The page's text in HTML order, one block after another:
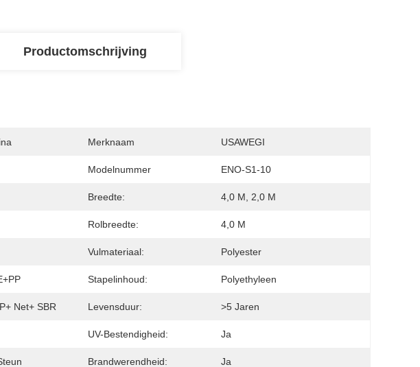
Productomschrijving
Merknaam USAWEGI
Modelnummer ENO-S1-10
Breedte: 4,0 M, 2,0 M
Rolbreedte: 4,0 M
Vulmateriaal: Polyester
Stapelinhoud: Polyethyleen
Net+ SBR Levensduur: >5 Jaren
UV-Bestendigheid: Ja
Brandwerendheid: Ja